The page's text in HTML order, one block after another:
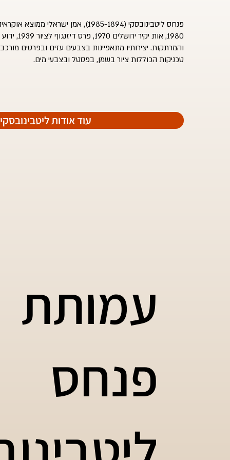
פנחס ליטבינובסקי (1985-1894), אמן
1980, אות יקיר
והמרתקות. יצירותיו מתאפיינות בצבעים עזים ובפרטים
טכניקות הכוללות ציור בשמן, בפסטל ובצבעי מים.
ּּ<< עוד אודות ליטבינובסקי
עמותת
פנחס